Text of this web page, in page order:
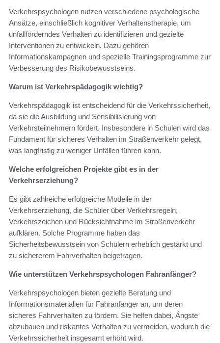
Verkehrspsychologen nutzen verschiedene psychologische
Ansätze, einschließlich kognitiver Verhaltenstherapie, um
unfallförderndes Verhalten zu identifizieren und gezielte
Interventionen zu entwickeln. Dazu gehören
Informationskampagnen und spezielle Trainingsprogramme zur
Verbesserung des Risikobewusstseins.
Warum ist Verkehrspädagogik wichtig?
Verkehrspädagogik ist entscheidend für die Verkehrssicherheit,
da sie die Ausbildung und Sensibilisierung von
Verkehrsteilnehmern fördert. Insbesondere in Schulen wird das
Fundament für sicheres Verhalten im Straßenverkehr gelegt,
was langfristig zu weniger Unfällen führen kann.
Welche erfolgreichen Projekte gibt es in der
Verkehrserziehung?
Es gibt zahlreiche erfolgreiche Modelle in der
Verkehrserziehung, die Schüler über Verkehrsregeln,
Verkehrszeichen und Rücksichtnahme im Straßenverkehr
aufklären. Solche Programme haben das
Sicherheitsbewusstsein von Schülern erheblich gestärkt und
zu sichererem Fahrverhalten beigetragen.
Wie unterstützen Verkehrspsychologen Fahranfänger?
Verkehrspsychologen bieten gezielte Beratung und
Informationsmaterialien für Fahranfänger an, um deren
sicheres Fahrverhalten zu fördern. Sie helfen dabei, Ängste
abzubauen und riskantes Verhalten zu vermeiden, wodurch die
Verkehrssicherheit insgesamt erhöht wird.